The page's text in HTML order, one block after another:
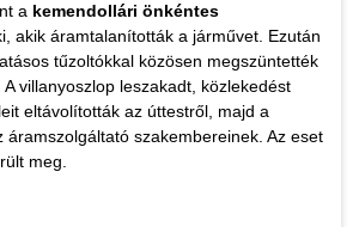
a kemendollári önkéntes
akik áramtalanították a járművet. Ezután
tűzoltókkal közösen megszüntették
villanyoszlop leszakadt, közlekedést
eltávolították az úttestről, majd a
áramszolgáltató szakembereinek. Az eset
meg.